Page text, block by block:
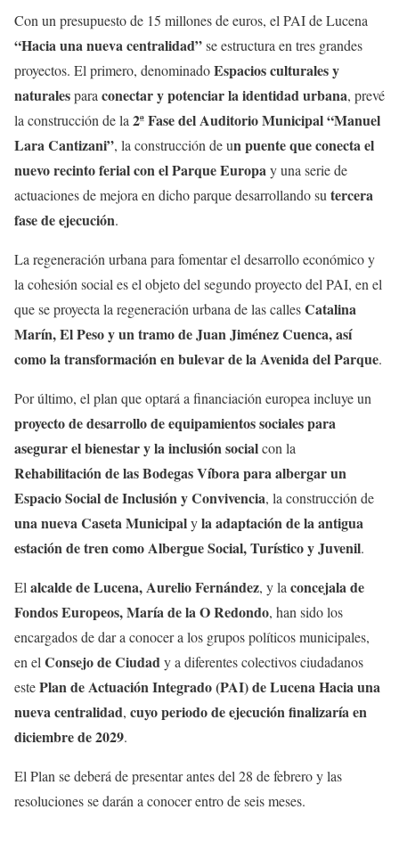
Con un presupuesto de 15 millones de euros, el PAI de Lucena
“Hacia una nueva centralidad”se estructura en tres grandes
proyectos. El primero, denominadoEspacios culturales y
naturalesparaconectar y potenciar la identidad urbana, prevé
la construcción de la2ª Fase del Auditorio Municipal “Manuel
Lara Cantizani”, la construcción de un puente que conecta el
nuevo recinto ferial con el Parque Europay una serie de
actuaciones de mejora en dicho parque desarrollando sutercera
fase de ejecución.
La regeneración urbana para fomentar el desarrollo económico y
la cohesión social es el objeto del segundo proyecto del PAI, en el
que se proyecta la regeneración urbana de las callesCatalina
Marín, El Peso y un tramo de Juan Jiménez Cuenca, así
como la transformación en bulevar de la Avenida del Parque.
Por último, el plan que optará a financiación europea incluye un
proyecto de desarrollo de equipamientos sociales para
asegurar el bienestar y la inclusión socialcon la
Rehabilitación de las Bodegas Víbora para albergar un
Espacio Social de Inclusióny Convivencia, la construcción de
una nueva Caseta Municipalyla adaptación de la antigua
estación de tren como Albergue Social, Turístico y Juvenil.
Elalcalde de Lucena, Aurelio Fernández, y laconcejala de
Fondos Europeos, María de la O Redondo, han sido los
encargados de dar a conocer a los grupos políticos municipales,
en elConsejo de Ciudady a diferentes colectivos ciudadanos
estePlan de Actuación Integrado (PAI) de Lucena Hacia una
nueva centralidad, cuyo periodo de ejecución finalizaría en
diciembre de 2029.
El Plan se deberá de presentar antes del 28 de febrero y las
resoluciones se darán a conocer entro de seis meses.